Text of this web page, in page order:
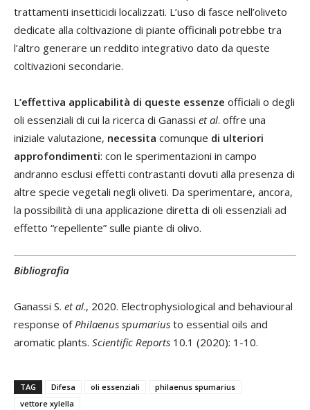
trattamenti insetticidi localizzati. L’uso di fasce nell’oliveto
dedicate alla coltivazione di piante officinali potrebbe tra
l’altro generare un reddito integrativo dato da queste
coltivazioni secondarie.
L ’effettiva applicabilità di queste essenze officiali o degli
oli essenziali di cui la ricerca di Ganassi et al. offre una
iniziale valutazione, necessita comunque di ulteriori
approfondimenti: con le sperimentazioni in campo
andranno esclusi effetti contrastanti dovuti alla presenza di
altre specie vegetali negli oliveti. Da sperimentare, ancora,
la possibilità di una applicazione diretta di oli essenziali ad
effetto “repellente” sulle piante di olivo.
Bibliografia
Ganassi S. et al., 2020. Electrophysiological and behavioural
response ofPhilaenus spumarius to essential oils and
aromatic plants. Scientific Reports 10.1 (2020): 1-10.
TAG Difesa oli essenziali
philaenus spumarius
vettore xylella